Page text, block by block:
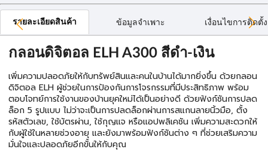
รายละเอียดสินค้า ข้อมูลจำเพาะ เงื่อนไขการติดตั้ง
กลอนดิจิตอล ELH A300 สีดำ-เงิน
เพิ่มความปลอดภัยให้กับทรัพย์สินและคนในบ้านได้มากยิ่งขึ้น ด้วยกลอน
ดิจิตอล ELH ผู้ช่วยในการป้องกันการโจรกรรมที่มีประสิทธิภาพ พร้อม
ตอบโจทย์การใช้งานของบ้านยุคใหม่ได้เป็นอย่างดี ด้วยฟังก์ชันการปลด
ล็อก 5 รูปแบบ ไม่ว่าจะเป็นการปลดล็อกผ่านการสแกนลายนิ้วมือ, ตั้ง
รหัสตัวเลข, ใช้บัตรผ่าน, ใช้กุญแจ หรือแอปพลิเคชัน เพิ่มความสะดวกให้
กับผู้ใช้ในหลายช่วงอายุ และยังมาพร้อมฟังก์ชันต่าง ๆ ที่ช่วยเสริมความ
มั่นใจและปลอดภัยอีกขั้นให้กับคุณ